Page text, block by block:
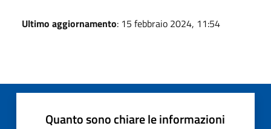
Ultimo aggiornamento: 15 febbraio 2024, 11:54
Quanto sono chiare le informazioni